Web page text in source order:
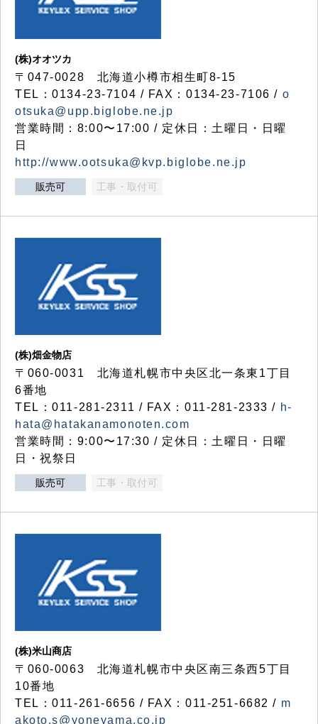
(株)オオツカ
〒047-0028 北海道小樽市相生町8-15
TEL：0134-23-7104 / FAX：0134-23-7106 / o
otsuka@upp.biglobe.ne.jp
営業時間：8:00〜17:00 / 定休日：土曜日・日曜
日
http://www.ootsuka@kvp.biglobe.ne.jp
販売可 工事・取付可
(株)畑金物店
〒060-0031 北海道札幌市中央区北一条東1丁目
6番地
TEL：011-281-2311 / FAX：011-281-2333 / h-
hata@hatakanamonoten.com
営業時間：9:00〜17:30 / 定休日：土曜日・日曜
日・祝祭日
販売可 工事・取付可
(株)米山商店
〒060-0063 北海道札幌市中央区南三条西5丁目
10番地
TEL：011-261-6656 / FAX：011-251-6682 / m
akoto.s@yoneyama.co.jp